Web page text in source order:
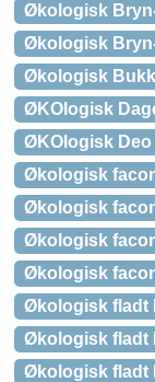
Økologisk
Økologisk
Økologisk
ØKOlogisk
ØKOlogisk Deo
Økologisk
Økologisk
Økologisk
Økologisk
Økologisk fladt
Økologisk fladt
Økologisk fladt